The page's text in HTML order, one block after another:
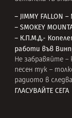
– JIMMY FALLON
– SMOKEY
– К.П.М.Д.-
работи във
Не забравяйте –
песен тук –
радиото в
ГЛАСУВАЙТЕ СЕГА